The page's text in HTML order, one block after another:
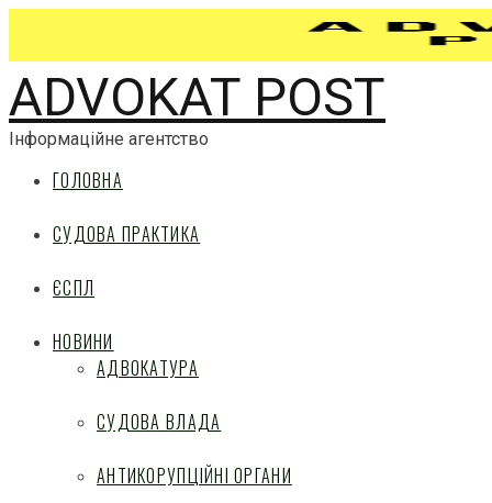
ADVOKAT POST
Інформаційне агентство
ГОЛОВНА
СУДОВА ПРАКТИКА
ЄСПЛ
НОВИНИ
АДВОКАТУРА
СУДОВА ВЛАДА
АНТИКОРУПЦІЙНІ ОРГАНИ